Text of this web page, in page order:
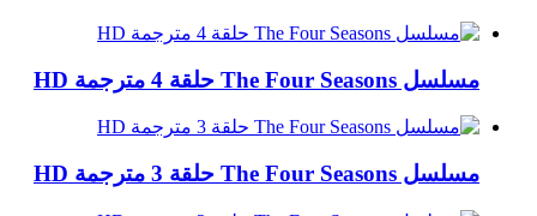
مسلسل The Four Seasons حلقة 4 مترجمة HD
مسلسل The Four Seasons حلقة 3 مترجمة HD